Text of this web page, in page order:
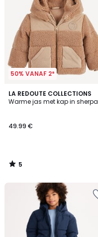
50% VANAF 2*
LA REDOUTE COLLECTIONS
Warme jas met kap in sherpa
49.99 €
5
/
5
/